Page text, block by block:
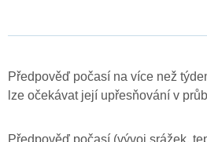
Předpověď počasí na více než
lze očekávat její upřesňování v